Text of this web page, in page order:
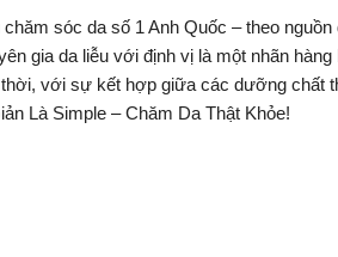
sóc da số 1 Anh Quốc – theo
gia da liễu với định vị là một nhãn
với sự kết hợp giữa các dưỡng chất
Là Simple – Chăm Da Thật Khỏe!